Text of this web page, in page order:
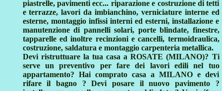
piastrelle, pavimenti ecc... riparazione e costruzione di tetti
e terrazze, lavori da imbianchino, verniciature interne ed
esterne, montaggio infissi interni ed esterni, installazione e
manutenzione di pannelli solari, porte blindate, finestre,
tapparelle ed inoltre recinzioni e cancelli, termoidraulica,
costruzione, saldatura e montaggio carpenteria metallica.
Devi ristruttuare la tua casa a ROSATE (MILANO)? Ti
serve un preventivo per fare dei lavori edili nel tuo
appartamento? Hai comprato casa a MILANO e devi
rifare il bagno ? Devi posare il nuovo pavimento ?